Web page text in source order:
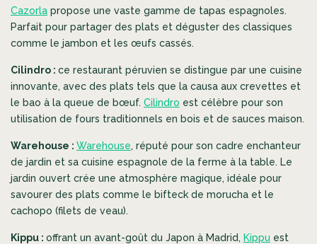
Cazorla propose une vaste gamme de tapas espagnoles.
Parfait pour partager des plats et déguster des classiques
comme le jambon et les œufs cassés.
Cilindro : ce restaurant péruvien se distingue par une cuisine
innovante, avec des plats tels que la causa aux crevettes et
le bao à la queue de bœuf. Cilindro est célèbre pour son
utilisation de fours traditionnels en bois et de sauces maison.
Warehouse : Warehouse, réputé pour son cadre enchanteur
de jardin et sa cuisine espagnole de la ferme à la table. Le
jardin ouvert crée une atmosphère magique, idéale pour
savourer des plats comme le bifteck de morucha et le
cachopo (filets de veau).
Kippu : offrant un avant-goût du Japon à Madrid, Kippu est